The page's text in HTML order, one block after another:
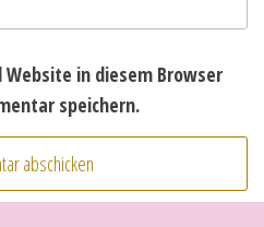
in diesem Browser
speichern.